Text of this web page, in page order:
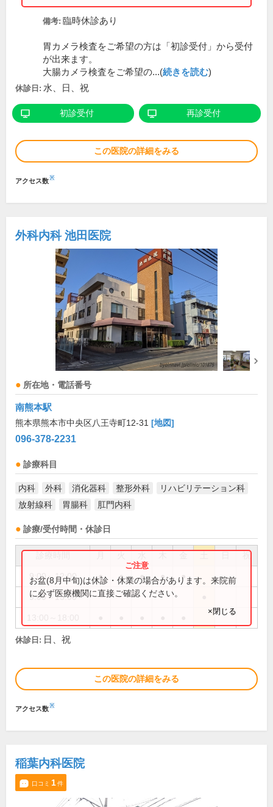
備考: 臨時休診あり
胃カメラ検査をご希望の方は「初診受付」から受付
が出来ます。
大腸カメラ検査をご希望の...(続きを読む)
休診日: 水、日、祝
初診受付 再診受付
この医院の詳細をみる
アクセス数※
外科内科 池田医院
所在地・電話番号
南熊本駅
熊本県熊本市中央区八王寺町12-31 [地図]
096-378-2231
診療科目
内科 外科 消化器科 整形外科
リハビリテーション科
放射線科
胃腸科 肛門内科
診療/受付時間・休診日
祝
9:00～12:00 ● ● ● ● ●
9:00～13:00
お盆(8月中旬)は休診・休業の場合があります。来院前
に必ず医療機関に直接ご確認ください。
×閉じる
休診日: 日、祝
この医院の詳細をみる
アクセス数※
稲葉内科医院
口コミ 1件